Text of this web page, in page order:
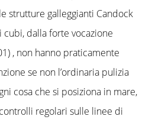
strutture galleggianti Candock
dalla forte vocazione
, non hanno praticamente
se non l’ordinaria pulizia
cosa che si posiziona in mare,
regolari sulle linee di